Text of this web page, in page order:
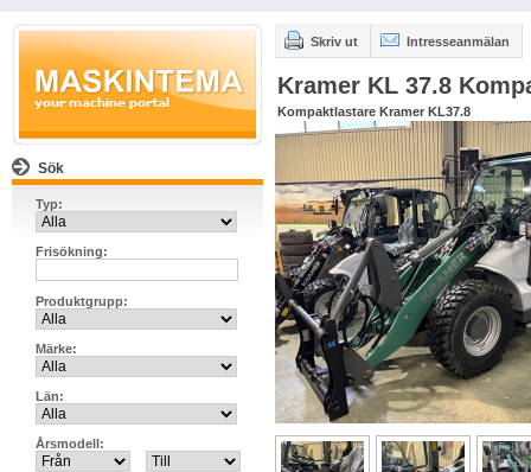
Sök
Typ:
Frisökning:
Produktgrupp:
Märke:
Län:
Årsmodell:
Skriv ut Intresseanmälan
Kramer KL 37.8
Kompaktlastare Kramer KL37.8